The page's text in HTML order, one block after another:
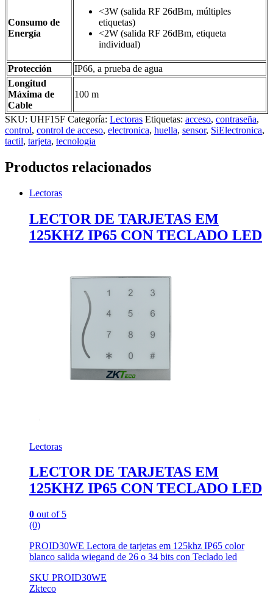
Consumo de
Energía
<3W (salida RF 26dBm, múltiples
etiquetas)
<2W (salida RF 26dBm, etiqueta
individual)
Protección
IP66, a prueba de agua
Longitud
Máxima de
Cable
100 m
SKU: UHF15F Categoría: Lectoras Etiquetas: acceso, contraseña,
control, control de acceso, electronica, huella, sensor, SiElectronica,
tactil, tarjeta, tecnologia
Productos relacionados
Lectoras
LECTOR DE TARJETAS EM
125KHZ IP65 CON TECLADO LED
Lectoras
LECTOR DE TARJETAS EM
125KHZ IP65 CON TECLADO LED
0 out of 5
(0)
PROID30WE Lectora de tarjetas em 125khz IP65 color
blanco salida wiegand de 26 o 34 bits con Teclado led
SKU PROID30WE
Zkteco